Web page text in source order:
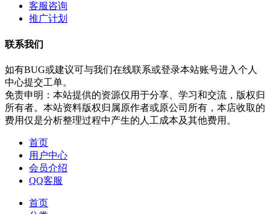
客服咨询
推广计划
联系我们
如有BUG或建议可与我们在线联系或登录本站账号进入个人
中心提交工单。
免责申明：本站提供的资源仅用于分享、学习和交流，版权归
所有者。本站资料版权归属原作者或原公司所有，本店收取的
费用仅是分析整理过程中产生的人工成本及其他费用。
首页
用户中心
会员介绍
QQ客服
首页